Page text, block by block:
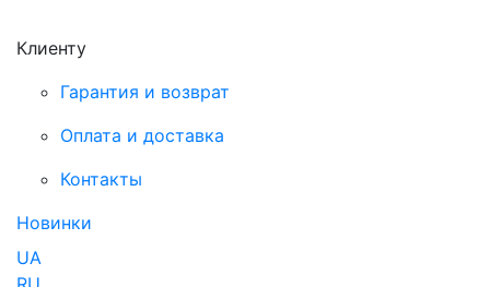
Клиенту
Гарантия и возврат
Оплата и доставка
Контакты
Новинки
UA